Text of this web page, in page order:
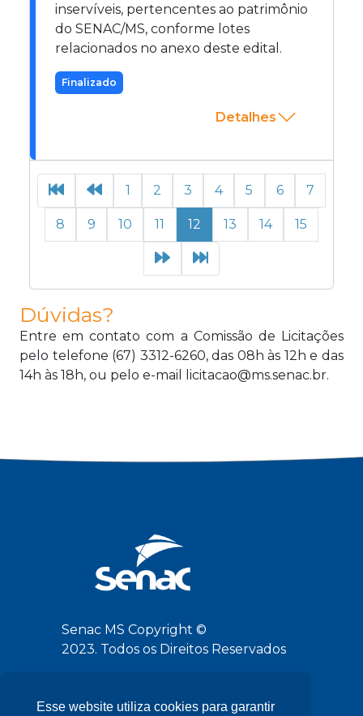
Esse website utiliza cookies para garantir
inservíveis, pertencentes ao patrimônio
do SENAC/MS, conforme lotes
relacionados no anexo deste edital.
Finalizado
Detalhes
1 2 3 4 5 6 7
8 9 10 11 12 13 14 15
Dúvidas?
Entre em contato com a Comissão de Licitações
pelo telefone (67) 3312-6260, das 08h às 12h e das
14h às 18h, ou pelo e-mail licitacao@ms.senac.br.
Senac MS Copyright ©
2023. Todos os Direitos Reservados